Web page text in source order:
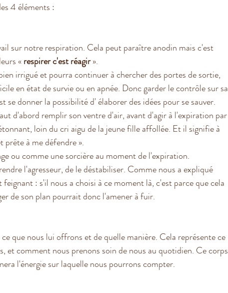
4 éléments :
sur notre respiration. Cela peut paraître anodin mais c'est
« respirer c'est réagir ».
irrigué et pourra continuer à chercher des portes de sortie,
en état de survie ou en apnée. Donc garder le contrôle sur sa
donner la possibilité d' élaborer des idées pour se sauver.
d'abord remplir son ventre d'air, avant d'agir à l'expiration par
loin du cri aigu de la jeune fille affollée. Et il signifie à
prête à me défendre ».
ou comme une sorcière au moment de l'expiration.
l'agresseur, de le déstabiliser. Comme nous a expliqué
: s'il nous a choisi à ce moment là, c'est parce que cela
de son plan pourrait donc l'amener à fuir.
que nous lui offrons et de quelle manière. Cela représente ce
et comment nous prenons soin de nous au quotidien. Ce corps
l'énergie sur laquelle nous pourrons compter.